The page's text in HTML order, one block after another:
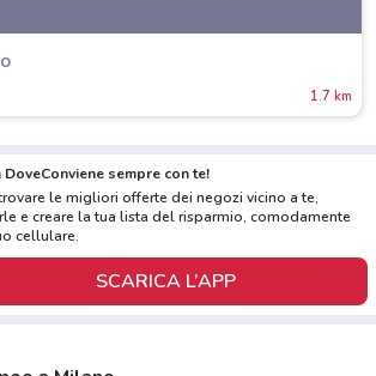
1.7 km
DoveConviene sempre con te!
le migliori offerte dei negozi vicino a te,
e creare la tua lista del risparmio, comodamente
cellulare.
SCARICA L’APP